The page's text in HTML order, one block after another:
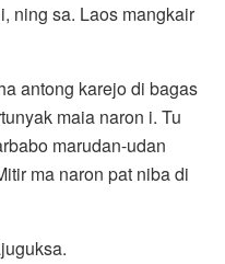
ning sa. Laos mangkair
antong karejo di bagas
maia naron i. Tu
marudan-udan
ma naron pat niba di